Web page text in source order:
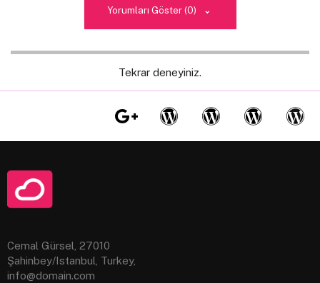
Yorumları Göster (0)
Tekrar deneyiniz.
Cemal Gürsel, 27010
Şahinbey/Istanbul, Turkey,
info@domain.com